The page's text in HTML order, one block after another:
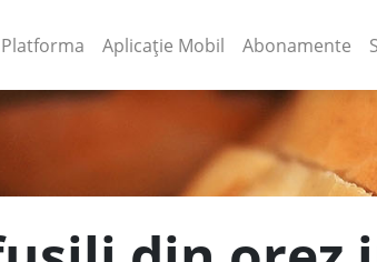
Platforma (current)
Aplicație Mobil (current)
Abonamente